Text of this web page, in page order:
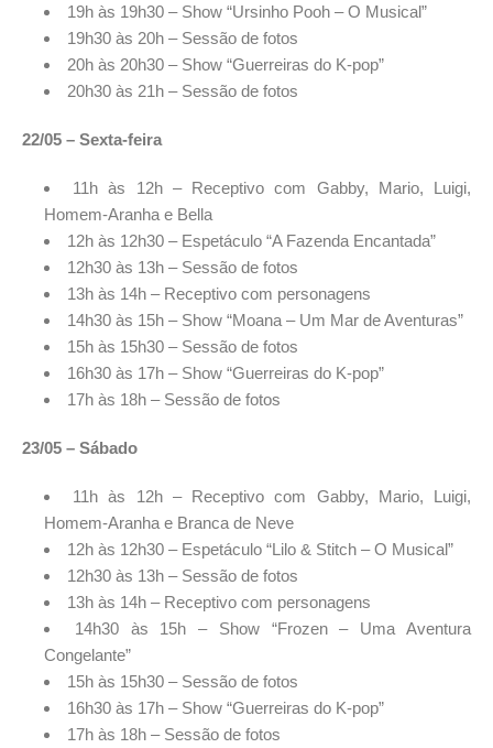
19h às 19h30 – Show “Ursinho Pooh – O Musical”
19h30 às 20h – Sessão de fotos
20h às 20h30 – Show “Guerreiras do K-pop”
20h30 às 21h – Sessão de fotos
22/05 – Sexta-feira
11h às 12h – Receptivo com Gabby, Mario, Luigi,
Homem-Aranha e Bella
12h às 12h30 – Espetáculo “A Fazenda Encantada”
12h30 às 13h – Sessão de fotos
13h às 14h – Receptivo com personagens
14h30 às 15h – Show “Moana – Um Mar de Aventuras”
15h às 15h30 – Sessão de fotos
16h30 às 17h – Show “Guerreiras do K-pop”
17h às 18h – Sessão de fotos
23/05 – Sábado
11h às 12h – Receptivo com Gabby, Mario, Luigi,
Homem-Aranha e Branca de Neve
12h às 12h30 – Espetáculo “Lilo & Stitch – O Musical”
12h30 às 13h – Sessão de fotos
13h às 14h – Receptivo com personagens
14h30 às 15h – Show “Frozen – Uma Aventura
Congelante”
15h às 15h30 – Sessão de fotos
16h30 às 17h – Show “Guerreiras do K-pop”
17h às 18h – Sessão de fotos